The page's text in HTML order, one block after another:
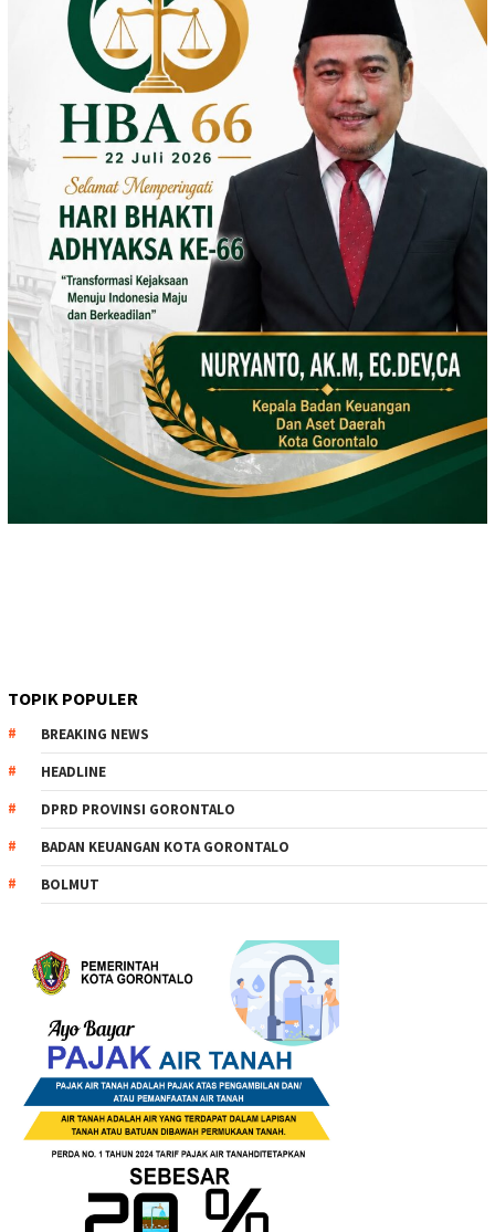
TOPIK POPULER
BREAKING NEWS
HEADLINE
DPRD PROVINSI GORONTALO
BADAN KEUANGAN KOTA GORONTALO
BOLMUT